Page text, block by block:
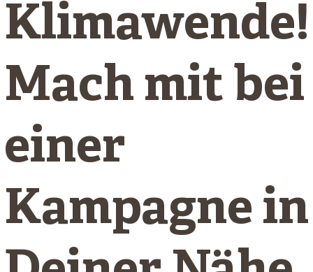
Klimawende!
Mach mit bei
einer
Kampagne in